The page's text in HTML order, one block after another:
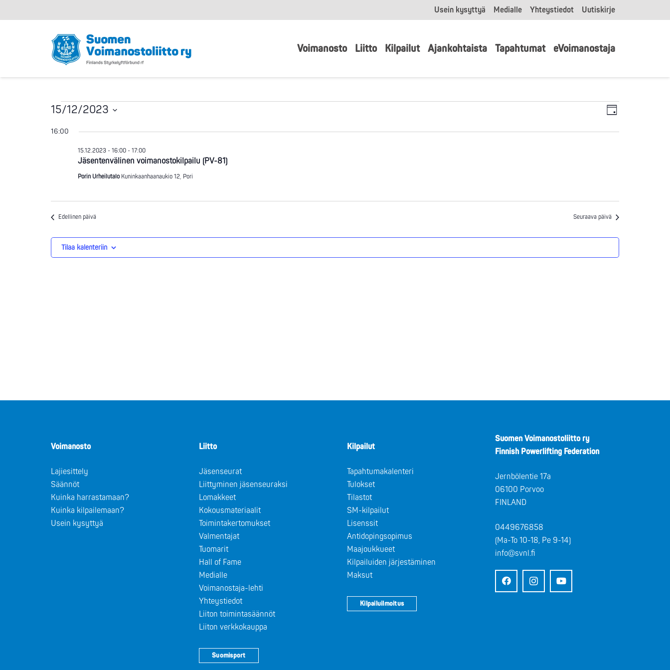
Usein kysyttyä Medialle Yhteystiedot Uutiskirje
Voimanosto Liitto Kilpailut Ajankohtaista Tapahtumat eVoimanostaja
Tapahtumat
15.12.2023
Näkymät
navigointi
Views
Päivä
15/12/2023
16:00
Jäsentenvälinen voimanostokilpailu (PV-81)
15.12.2023 - 16:00 - 17:00
Porin Urheilutalo Kuninkaanhaanaukio 12, Pori
Edellinen päivä Seuraava päivä
Tilaa kalenteriin
Voimanosto
Lajiesittely
Säännöt
Kuinka harrastamaan?
Kuinka kilpailemaan?
Usein kysyttyä
Liitto
Jäsenseurat
Liittyminen jäsenseuraksi
Lomakkeet
Kokousmateriaalit
Toimintakertomukset
Valmentajat
Tuomarit
Hall of Fame
Medialle
Voimanostaja-lehti
Yhteystiedot
Liiton toimintasäännöt
Liiton verkkokauppa
Suomisport
Kilpailut
Tapahtumakalenteri
Tulokset
Tilastot
SM-kilpailut
Lisenssit
Antidopingsopimus
Maajoukkueet
Kilpailuiden järjestäminen
Maksut
Kilpailuilmoitus
Suomen Voimanostoliitto ry
Finnish Powerlifting Federation
Jernbölentie 17a
06100 Porvoo
FINLAND
0449676858
(Ma-To 10-18, Pe 9-14)
info@svnl.fi